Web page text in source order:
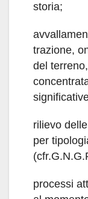
storia;
trazione,
del
rilievo
per
processi